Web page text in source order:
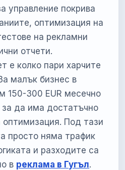
управление покрива
оптимизация на
на рекламни
отчети.
е колко пари харчите
малък бизнес в
150-300 EUR месечно
да има достатъчно
Под тази
просто няма трафик
и разходите са
в реклама в Гугъл.